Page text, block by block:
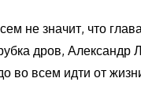
не значит, что
дров, Александр
во всем идти от